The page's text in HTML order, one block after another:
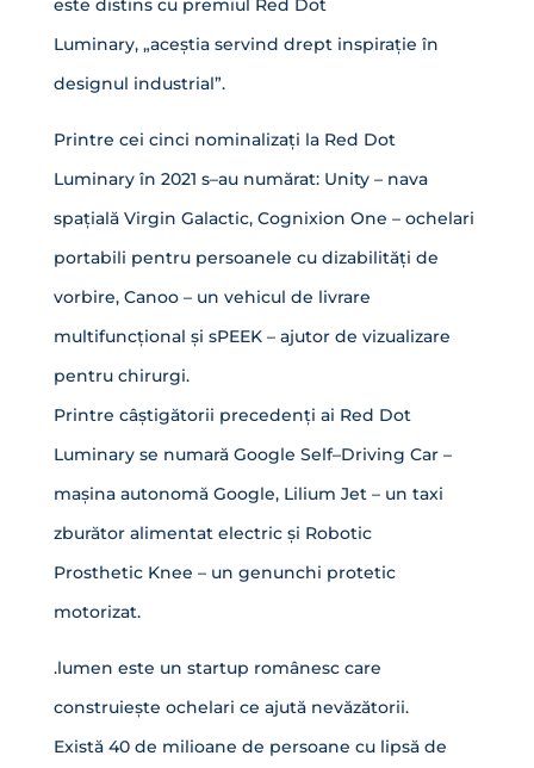
Luminary, „aceștia servind drept inspirație în
designul industrial”.
Printre cei cinci nominalizați la Red Dot
Luminary în 2021 s–au numărat: Unity – nava
spațială Virgin Galactic, Cognixion One – ochelari
portabili pentru persoanele cu dizabilități de
vorbire, Canoo – un vehicul de livrare
multifuncțional și sPEEK – ajutor de vizualizare
pentru chirurgi.
Printre câștigătorii precedenți ai Red Dot
Luminary se numară Google Self–Driving Car –
mașina autonomă Google, Lilium Jet – un taxi
zburător alimentat electric și Robotic
Prosthetic Knee – un genunchi protetic
motorizat.
.lumen este un startup românesc care
construiește ochelari ce ajută nevăzătorii.
Există 40 de milioane de persoane cu lipsă de